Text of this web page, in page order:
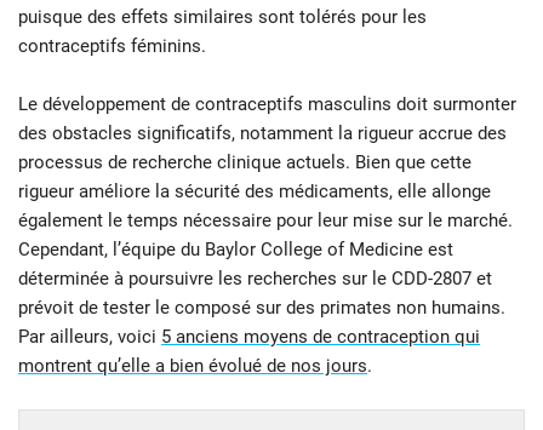
puisque des effets similaires sont tolérés pour les
contraceptifs féminins.
Le développement de contraceptifs masculins doit surmonter
des obstacles significatifs, notamment la rigueur accrue des
processus de recherche clinique actuels. Bien que cette
rigueur améliore la sécurité des médicaments, elle allonge
également le temps nécessaire pour leur mise sur le marché.
Cependant, l’équipe du Baylor College of Medicine est
déterminée à poursuivre les recherches sur le CDD-2807 et
prévoit de tester le composé sur des primates non humains.
Par ailleurs, voici 5 anciens moyens de contraception qui
montrent qu’elle a bien évolué de nos jours.